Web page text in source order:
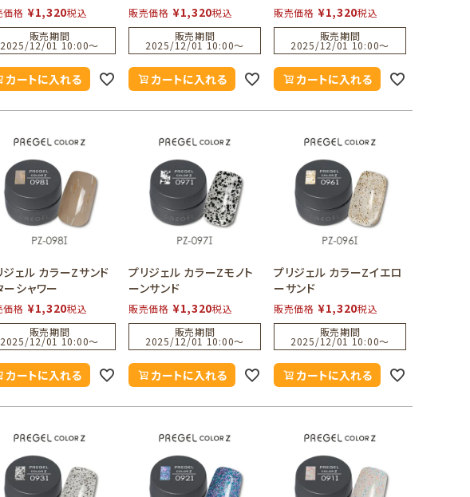
価格 ¥1,320税込
販売期間
2025/12/01 10:00〜
カートに入れる
販売価格 ¥1,320税込
販売期間
2025/12/01 10:00〜
カートに入れる
販売価格 ¥1,320税込
販売期間
2025/12/01 10:00〜
カートに入れる
ジェル カラーZサンド
ーシャワー
価格 ¥1,320税込
販売期間
2025/12/01 10:00〜
カートに入れる
プリジェル カラーZモノト
ーンサンド
販売価格 ¥1,320税込
販売期間
2025/12/01 10:00〜
カートに入れる
プリジェル カラーZイエロ
ーサンド
販売価格 ¥1,320税込
販売期間
2025/12/01 10:00〜
カートに入れる